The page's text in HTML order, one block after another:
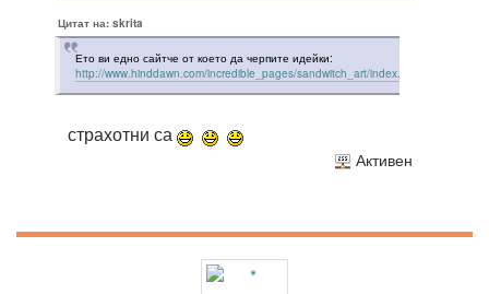
Цитат на: skrita
Ето ви едно сайтче от което да черпите идейки:
http://www.hinddawn.com/incredible_pages/sandwitch_art/index.html
страхотни са
Активен